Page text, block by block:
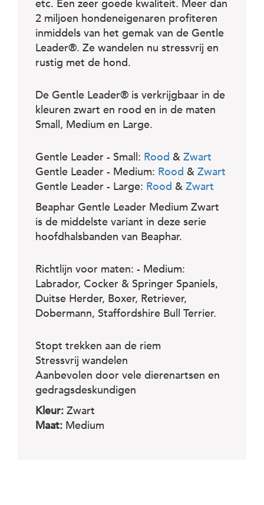
etc. Een zeer goede kwaliteit. Meer dan
2 miljoen hondeneigenaren profiteren
inmiddels van het gemak van de Gentle
Leader®. Ze wandelen nu stressvrij en
rustig met de hond.
De Gentle Leader® is verkrijgbaar in de
kleuren zwart en rood en in de maten
Small, Medium en Large.
Gentle Leader - Small: Rood & Zwart
Gentle Leader - Medium: Rood & Zwart
Gentle Leader - Large: Rood & Zwart
Beaphar Gentle Leader Medium Zwart
is de middelste variant in deze serie
hoofdhalsbanden van Beaphar.
Richtlijn voor maten: - Medium:
Labrador, Cocker & Springer Spaniels,
Duitse Herder, Boxer, Retriever,
Dobermann, Staffordshire Bull Terrier.
Stopt trekken aan de riem
Stressvrij wandelen
Aanbevolen door vele dierenartsen en
gedragsdeskundigen
Kleur: Zwart
Maat: Medium